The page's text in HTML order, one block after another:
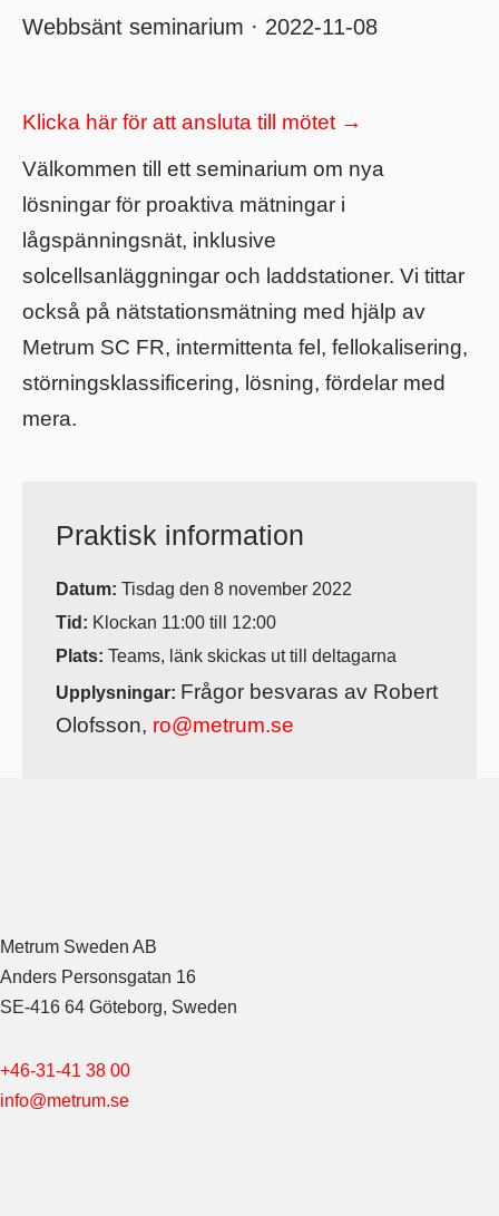
Webbsänt seminarium · 2022-11-08
Klicka här för att ansluta till mötet →
Välkommen till ett seminarium om nya
lösningar för proaktiva mätningar i
lågspänningsnät, inklusive
solcellsanläggningar och laddstationer. Vi tittar
också på nätstationsmätning med hjälp av
Metrum SC FR, intermittenta fel, fellokalisering,
störningsklassificering, lösning, fördelar med
mera.
Praktisk information
Datum: Tisdag den 8 november 2022
Tid: Klockan 11:00 till 12:00
Plats: Teams, länk skickas ut till deltagarna
Upplysningar: Frågor besvaras av Robert
Olofsson, ro@metrum.se
Metrum Sweden AB
Anders Personsgatan 16
SE-416 64 Göteborg, Sweden
+46-31-41 38 00
info@metrum.se